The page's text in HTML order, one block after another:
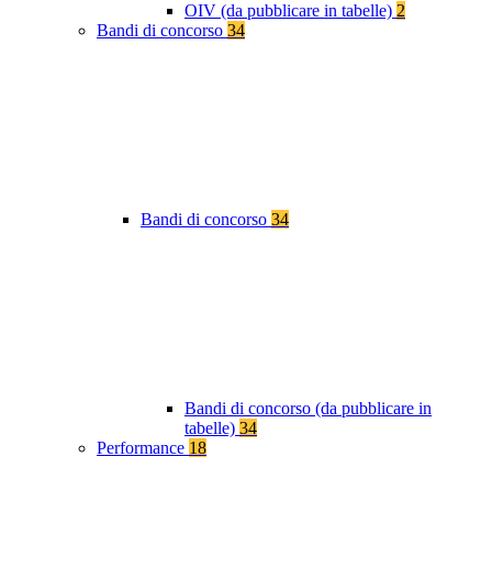
OIV (da pubblicare in tabelle) 2
Bandi di concorso 34
Bandi di concorso 34
Bandi di concorso (da pubblicare in
tabelle) 34
Performance 18